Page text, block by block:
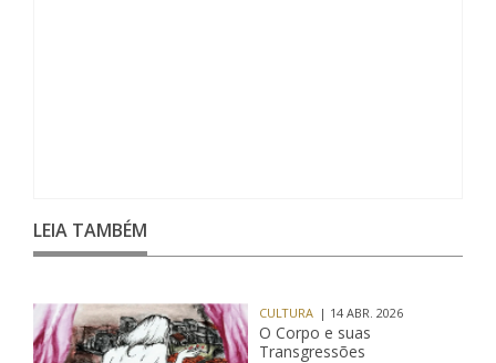
LEIA TAMBÉM
CULTURA | 14 ABR. 2026
O Corpo e suas
Transgressões